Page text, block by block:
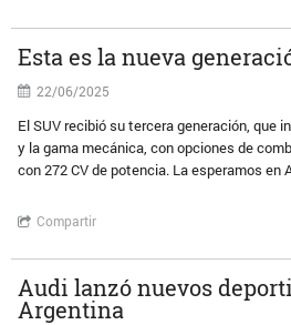
Esta es la nueva
22/06/2025
El SUV recibió su tercera generación, que
y la gama mecánica, con opciones de
con 272 CV de potencia. La esperamos en
Compartir
Audi lanzó nuevos
Argentina